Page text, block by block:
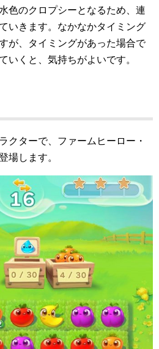
色のクロプシーとなるため、連
いきます。なかなかタイミング
が、タイミングがあった場合で
いくと、気持ちがよいです。
クターで、ファームヒーロー・
場します。